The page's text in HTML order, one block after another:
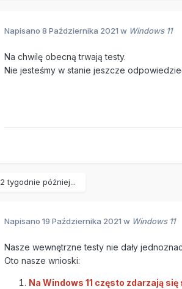
Napisano 8 Października 2021 w Windows 11
Na chwilę obecną trwają testy.
Nie jesteśmy w stanie jeszcze
2 tygodnie później...
Napisano 19 Października 2021 w Windows 11
Nasze wewnętrzne testy nie dały
Oto nasze wnioski:
Na Windows 11 często zdarzają